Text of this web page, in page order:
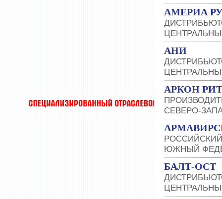
АМЕРИА
АНИ
АРКОН
СЕВЕРО-
ЮЖНЫЙ
БАЛТ-ОСТ